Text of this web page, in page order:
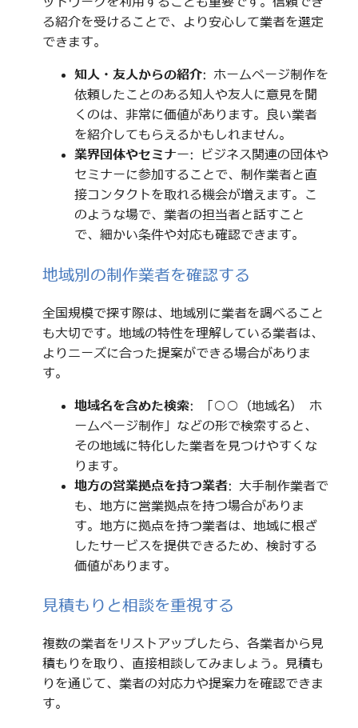
る紹介を受けることで、より安心して業者を選定
できます。
知人・友人からの紹介: ホームページ制作を
依頼したことのある知人や友人に意見を聞
くのは、非常に価値があります。良い業者
を紹介してもらえるかもしれません。
業界団体やセミナー: ビジネス関連の団体や
セミナーに参加することで、制作業者と直
接コンタクトを取れる機会が増えます。こ
のような場で、業者の担当者と話すこと
で、細かい条件や対応も確認できます。
地域別の制作業者を確認する
全国規模で探す際は、地域別に業者を調べること
も大切です。地域の特性を理解している業者は、
よりニーズに合った提案ができる場合がありま
す。
地域名を含めた検索: 「○○（地域名） ホ
ームページ制作」などの形で検索すると、
その地域に特化した業者を見つけやすくな
ります。
地方の営業拠点を持つ業者: 大手制作業者で
も、地方に営業拠点を持つ場合がありま
す。地方に拠点を持つ業者は、地域に根ざ
したサービスを提供できるため、検討する
価値があります。
見積もりと相談を重視する
複数の業者をリストアップしたら、各業者から見
積もりを取り、直接相談してみましょう。見積も
りを通じて、業者の対応力や提案力を確認できま
す。